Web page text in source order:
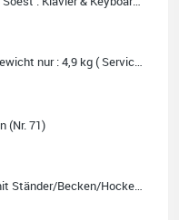
und top beraten
Stöppel jedem
Pauke Sonor MC 2614 Gewicht nur : 4,9 kg ( Service Preis inkl. Werkstatt Service )
(Nr. 71)
Schlagzeug Gewa kpl. mit Ständer/Becken/Hocker DER RENNER ! (Service Preis inkl. Werkstatt Service)